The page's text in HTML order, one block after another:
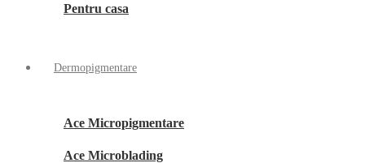
Pentru casa
Dermopigmentare
Ace Micropigmentare
Ace Microblading